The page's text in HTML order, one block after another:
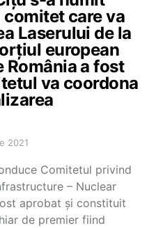
care va
Laserului de la
european
România a fost
va coordona
2021
Comitetul privind
– Nuclear
aprobat și constituit
de premier fiind